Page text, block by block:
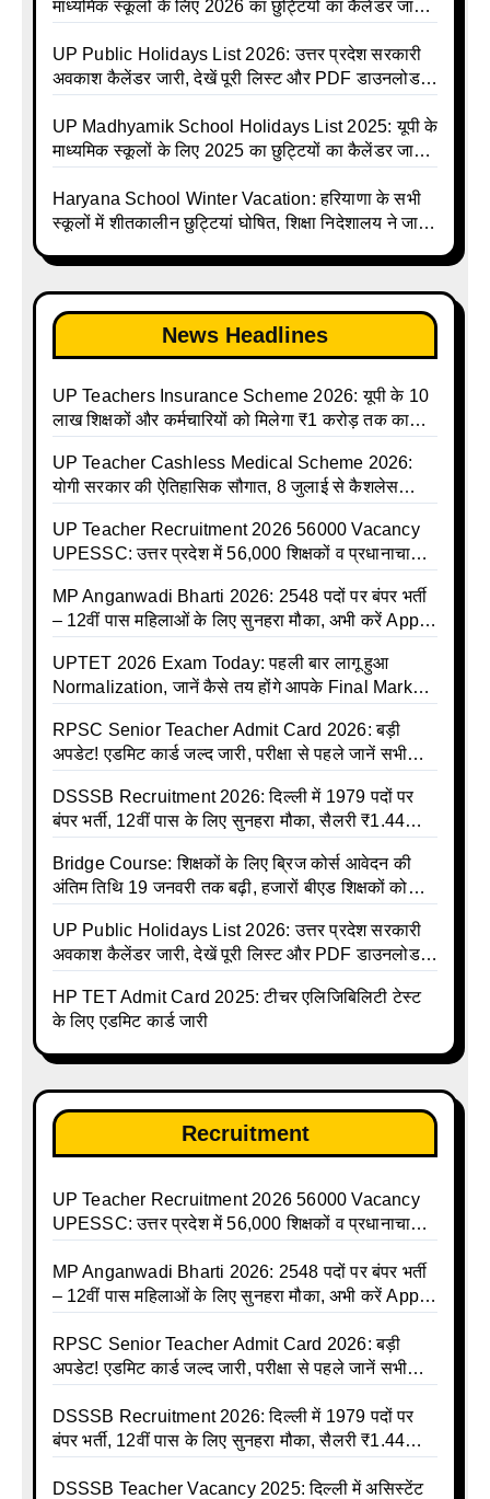
Shiksha Parishad Avkash Talika 2026 | UP
Calendar List 2026
माध्यमिक स्कूलों के लिए 2026 का छुट्टियों का कैलेंडर जारी |
UP Madhyamik Avkash Talika 2026 | UP
Madhyamik School avkash suchi | UP
Holiday Calendar | Madhyamik School Holidays
List 2026
UP Public Holidays List 2026: उत्तर प्रदेश सरकारी
अवकाश कैलेंडर जारी, देखें पूरी लिस्ट और PDF डाउनलोड
talika | Sarkari Avkash Talika | Up Holidays List |
Holidays Calendar
UP Madhyamik School Holidays List 2025: यूपी के
माध्यमिक स्कूलों के लिए 2025 का छुट्टियों का कैलेंडर जारी |
Up Madhyamik Avkash Talika 2025 | UP
Madhyamik School avkash suchi | UP
holiday calendar | Madhyamik School Holidays
List 2025
Haryana School Winter Vacation: हरियाणा के सभी
स्कूलों में शीतकालीन छुट्टियां घोषित, शिक्षा निदेशालय ने जारी
News Headlines
UP Teachers Insurance Scheme 2026: यूपी के 10
लाख शिक्षकों और कर्मचारियों को मिलेगा ₹1 करोड़ तक का
UP Teacher Cashless Medical Scheme 2026:
योगी सरकार की ऐतिहासिक सौगात, 8 जुलाई से कैशलेस
UP Teacher Recruitment 2026 56000 Vacancy
UPESSC: उत्तर प्रदेश में 56,000 शिक्षकों व प्रधानाचार्यों
MP Anganwadi Bharti 2026: 2548 पदों पर बंपर भर्ती
– 12वीं पास महिलाओं के लिए सुनहरा मौका, अभी करें Apply
UPTET 2026 Exam Today: पहली बार लागू हुआ
Normalization, जानें कैसे तय होंगे आपके Final Marks
RPSC Senior Teacher Admit Card 2026: बड़ी
अपडेट! एडमिट कार्ड जल्द जारी, परीक्षा से पहले जानें सभी
DSSSB Recruitment 2026: दिल्ली में 1979 पदों पर
बंपर भर्ती, 12वीं पास के लिए सुनहरा मौका, सैलरी ₹1.44
Bridge Course: शिक्षकों के लिए ब्रिज कोर्स आवेदन की
अंतिम तिथि 19 जनवरी तक बढ़ी, हजारों बीएड शिक्षकों को
UP Public Holidays List 2026: उत्तर प्रदेश सरकारी
अवकाश कैलेंडर जारी, देखें पूरी लिस्ट और PDF डाउनलोड
talika | Sarkari Avkash Talika | Up Holidays List |
Holidays Calendar
HP TET Admit Card 2025: टीचर एलिजिबिलिटी टेस्ट
के लिए एडमिट कार्ड जारी
Recruitment
UP Teacher Recruitment 2026 56000 Vacancy
UPESSC: उत्तर प्रदेश में 56,000 शिक्षकों व प्रधानाचार्यों
MP Anganwadi Bharti 2026: 2548 पदों पर बंपर भर्ती
– 12वीं पास महिलाओं के लिए सुनहरा मौका, अभी करें Apply
RPSC Senior Teacher Admit Card 2026: बड़ी
अपडेट! एडमिट कार्ड जल्द जारी, परीक्षा से पहले जानें सभी
DSSSB Recruitment 2026: दिल्ली में 1979 पदों पर
बंपर भर्ती, 12वीं पास के लिए सुनहरा मौका, सैलरी ₹1.44
DSSSB Teacher Vacancy 2025: दिल्ली में असिस्टेंट